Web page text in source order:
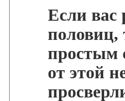
Если вас
половиц,
простым
от этой